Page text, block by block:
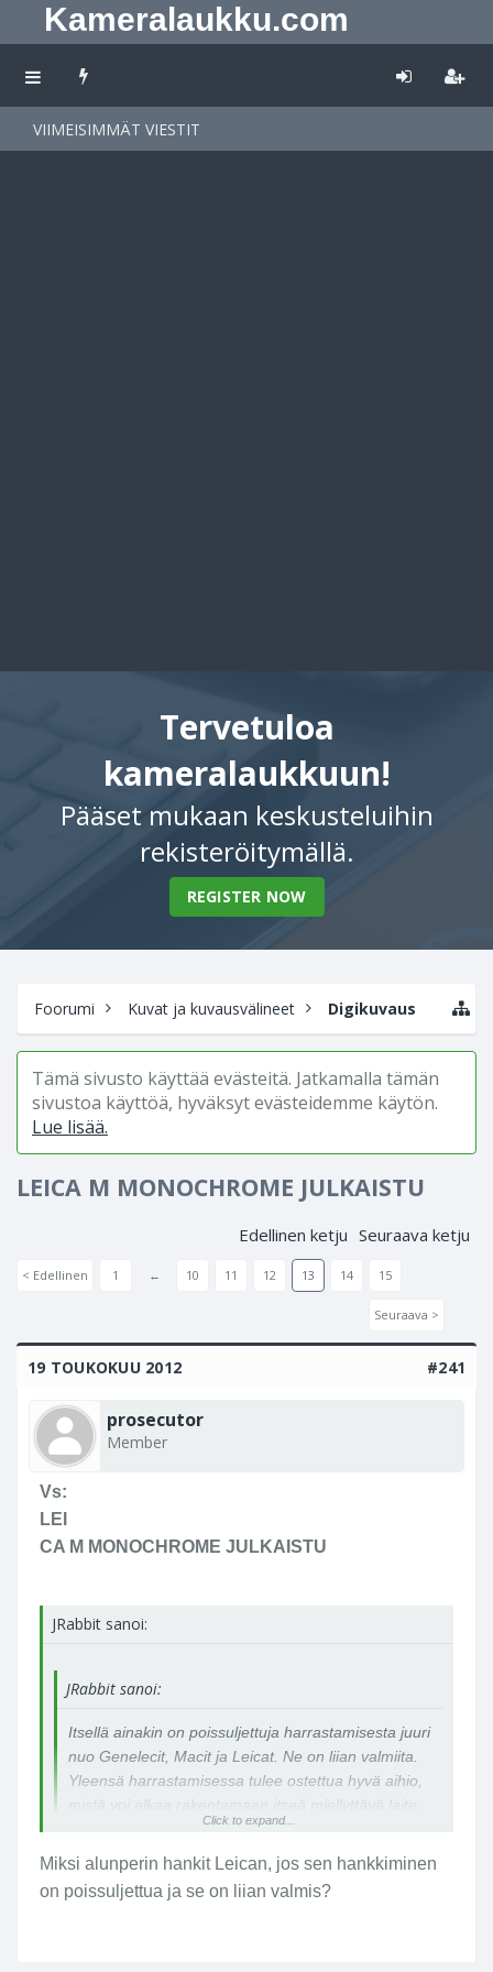
Kameralaukku.com
VIIMEISIMMÄT VIESTIT
Tervetuloa
kameralaukkuun!
Pääset mukaan keskusteluihin
rekisteröitymällä.
REGISTER NOW
Foorumi Kuvat ja kuvausvälineet Digikuvaus
Tämä sivusto käyttää evästeitä. Jatkamalla tämän
sivustoa käyttöä, hyväksyt evästeidemme käytön.
Lue lisää.
LEICA M MONOCHROME JULKAISTU
Edellinen ketju Seuraava ketju
< Edellinen 1 ← 10 11 12 13 14 15
Seuraava >
19 TOUKOKUU 2012 #241
prosecutor
Member
Vs:
LEI
CA M MONOCHROME JULKAISTU
JRabbit sanoi:
JRabbit sanoi:
Itsellä ainakin on poissuljettuja harrastamisesta juuri
nuo Genelecit, Macit ja Leicat. Ne on liian valmiita.
Yleensä harrastamisessa tulee ostettua hyvä aihio,
mistä voi alkaa rakentamaan itseä miellyttävä laite.
Aikaisemmin oli radiojen kanssa sama juttu,
kaupasta ostettiin sopiva vempele ja sieltä purettiin
etuasteita ja filttereitä pois ja rakennettiin omia
tilalle, sellaisia mitkä miellytti itseä enemmän.
Click to expand...
Click to expand...
Miksi alunperin hankit Leican, jos sen hankkiminen
on poissuljettua ja se on liian valmis?